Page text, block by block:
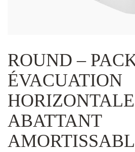
ROUND –
ÉVACUATION
ABATTANT